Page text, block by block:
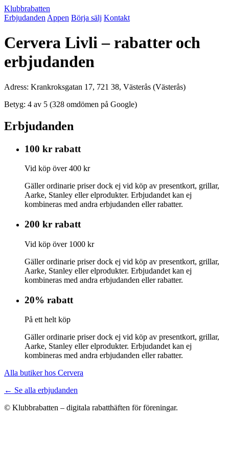
Klubbrabatten
Erbjudanden Appen Börja sälj Kontakt
Cervera Livli – rabatter och
erbjudanden
Adress: Krankroksgatan 17, 721 38, Västerås (Västerås)
Betyg: 4 av 5 (328 omdömen på Google)
Erbjudanden
100 kr rabatt
Vid köp över 400 kr
Gäller ordinarie priser dock ej vid köp av presentkort, grillar,
Aarke, Stanley eller elprodukter. Erbjudandet kan ej
kombineras med andra erbjudanden eller rabatter.
200 kr rabatt
Vid köp över 1000 kr
Gäller ordinarie priser dock ej vid köp av presentkort, grillar,
Aarke, Stanley eller elprodukter. Erbjudandet kan ej
kombineras med andra erbjudanden eller rabatter.
20% rabatt
På ett helt köp
Gäller ordinarie priser dock ej vid köp av presentkort, grillar,
Aarke, Stanley eller elprodukter. Erbjudandet kan ej
kombineras med andra erbjudanden eller rabatter.
Alla butiker hos Cervera
← Se alla erbjudanden
© Klubbrabatten – digitala rabatthäften för föreningar.